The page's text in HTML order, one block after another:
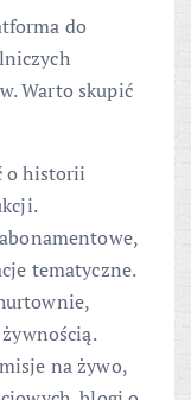
do
Warto skupić
o historii
tematyczne.
na żywo,